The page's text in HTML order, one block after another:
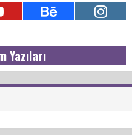
Yazıları